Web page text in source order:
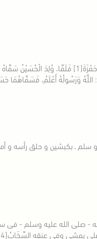
عَنْ عَلِيٍّ ـ رَضِيَ اللَّهُ عَنْهُ ـ قَالَ : لَمَّا وُلِدَ
وَرَسُولُهُ أَعْلَمُ، فَسَمَّاهُمَا
و سلم ـ بكبشين و حلق رأسه
- صلى الله عليه وسلم -